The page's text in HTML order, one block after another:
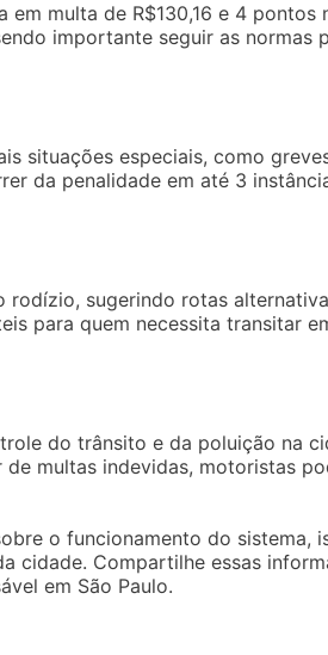
multa de R$130,16 e 4 pontos
importante seguir as normas
situações especiais, como
da penalidade em até 3
rodízio, sugerindo rotas
para quem necessita transitar
do trânsito e da poluição na
multas indevidas, motoristas
o funcionamento do sistema,
cidade. Compartilhe essas
em São Paulo.